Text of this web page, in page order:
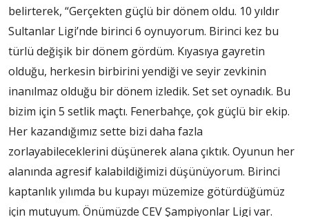
belirterek, “Gerçekten güçlü bir dönem oldu. 10 yıldır
Sultanlar Ligi’nde birinci 6 oynuyorum. Birinci kez bu
türlü değişik bir dönem gördüm. Kıyasıya gayretin
olduğu, herkesin birbirini yendiği ve seyir zevkinin
inanılmaz olduğu bir dönem izledik. Set set oynadık. Bu
bizim için 5 setlik maçtı. Fenerbahçe, çok güçlü bir ekip.
Her kazandığımız sette bizi daha fazla
zorlayabileceklerini düşünerek alana çıktık. Oyunun her
alanında agresif kalabildiğimizi düşünüyorum. Birinci
kaptanlık yılımda bu kupayı müzemize götürdüğümüz
için mutuyum. Önümüzde CEV Şampiyonlar Ligi var.